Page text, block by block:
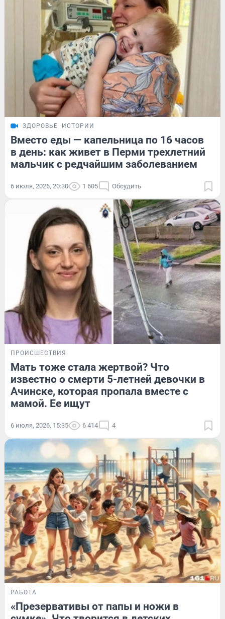
ЗДОРОВЬЕ ИСТОРИИ
Вместо еды — капельница по 16 часов
в день: как живет в Перми трехлетний
мальчик с редчайшим заболеванием
6 июля, 2026, 20:30 1 605 Обсудить
ПРОИСШЕСТВИЯ
Мать тоже стала жертвой? Что
известно о смерти 5-летней девочки в
Ачинске, которая пропала вместе с
мамой. Ее ищут
6 июля, 2026, 15:35 6 414 4
РАБОТА
«Презервативы от папы и ножи в